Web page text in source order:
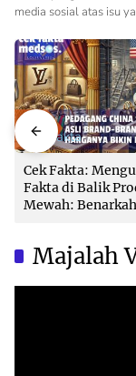
media sosial atas isu
Cek Fakta
Cek Fakta:
Fakta di Balik
Mewah:
Majalah